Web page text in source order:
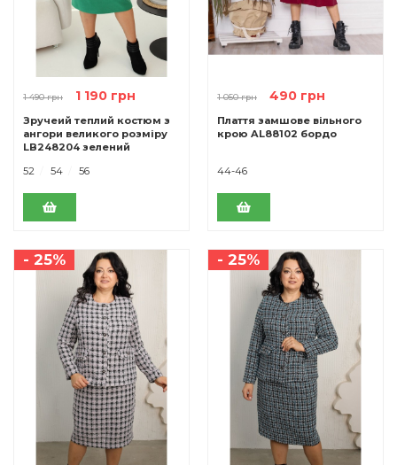
1 490 грн 1 190 грн
Зручеий теплий костюм з
ангори великого розміру
LB248204 зелений
52
54 56
1 050 грн 490 грн
Плаття замшове вільного
крою AL88102 бордо
44-46
- 25% - 25%